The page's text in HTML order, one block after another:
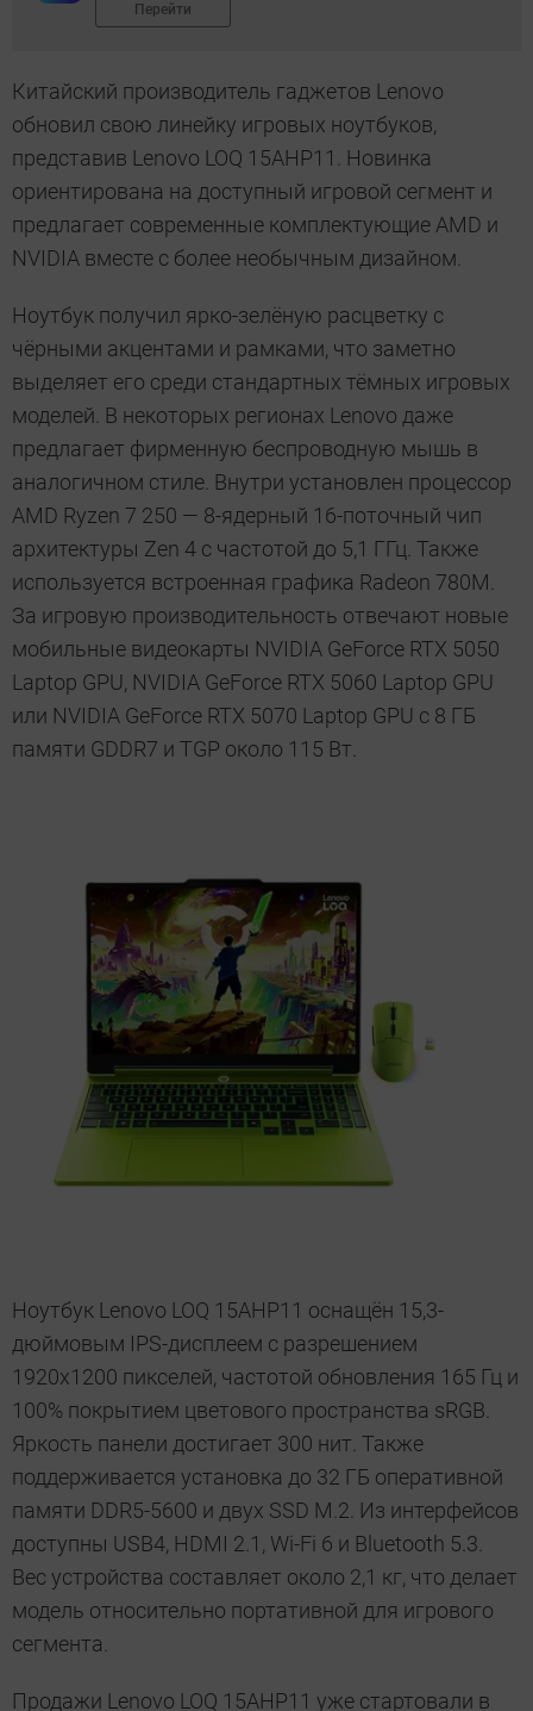
Перейти
Китайский производитель гаджетов Lenovo
обновил свою линейку игровых ноутбуков,
представив Lenovo LOQ 15AHP11. Новинка
ориентирована на доступный игровой сегмент и
предлагает современные комплектующие AMD и
NVIDIA вместе с более необычным дизайном.
Ноутбук получил ярко-зелёную расцветку с
чёрными акцентами и рамками, что заметно
выделяет его среди стандартных тёмных игровых
моделей. В некоторых регионах Lenovo даже
предлагает фирменную беспроводную мышь в
аналогичном стиле. Внутри установлен процессор
AMD Ryzen 7 250 — 8-ядерный 16-поточный чип
архитектуры Zen 4 с частотой до 5,1 ГГц. Также
используется встроенная графика Radeon 780M.
За игровую производительность отвечают новые
мобильные видеокарты NVIDIA GeForce RTX 5050
Laptop GPU, NVIDIA GeForce RTX 5060 Laptop GPU
или NVIDIA GeForce RTX 5070 Laptop GPU с 8 ГБ
памяти GDDR7 и TGP около 115 Вт.
Ноутбук Lenovo LOQ 15AHP11 оснащён 15,3-
дюймовым IPS-дисплеем с разрешением
1920х1200 пикселей, частотой обновления 165 Гц и
100% покрытием цветового пространства sRGB.
Яркость панели достигает 300 нит. Также
поддерживается установка до 32 ГБ оперативной
памяти DDR5-5600 и двух SSD M.2. Из интерфейсов
доступны USB4, HDMI 2.1, Wi-Fi 6 и Bluetooth 5.3.
Вес устройства составляет около 2,1 кг, что делает
модель относительно портативной для игрового
сегмента.
Продажи Lenovo LOQ 15AHP11 уже стартовали в